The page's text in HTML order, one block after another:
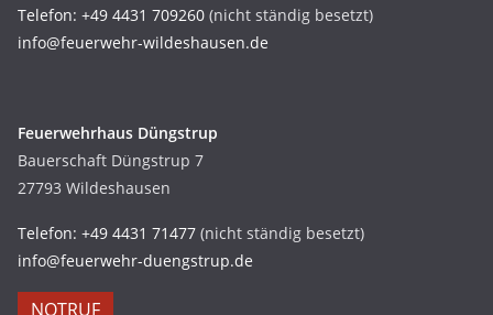
Telefon: +49 4431 709260 (nicht ständig besetzt)
info@feuerwehr-wildeshausen.de
Feuerwehrhaus Düngstrup
Bauerschaft Düngstrup 7
27793 Wildeshausen
Telefon: +49 4431 71477 (nicht ständig besetzt)
info@feuerwehr-duengstrup.de
NOTRUF